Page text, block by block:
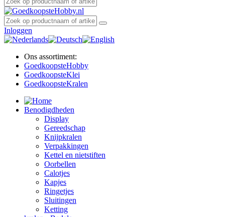
Inloggen
Ons assortiment:
GoedkoopsteHobby
GoedkoopsteKlei
GoedkoopsteKralen
Benodigdheden
Display
Gereedschap
Knijpkralen
Verpakkingen
Kettel en nietstiften
Oorbellen
Calotjes
Kapjes
Ringetjes
Sluitingen
Ketting